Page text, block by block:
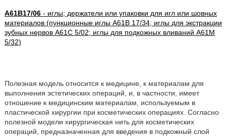
A61B17/06- иглы; держатели или упаковки для игл или шовных
материалов (пункционные иглы A61B 17/34; иглы для экстракции
зубных нервов A61C 5/02; иглы для подкожных вливаний A61M
5/32)
Полезная модель относится к медицине, к материалам для
выполнения эстетических операций, и, в частности, имеет
отношение к медицинским материалам, используемым в
пластической хирургии при косметических операциях. Согласно
полезной модели хирургическая нить для косметических
операций, предназначенная для введения в подкожный слой